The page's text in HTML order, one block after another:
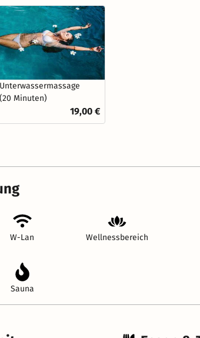
Unterwassermassage
(20 Minuten)
19,00 €
W-Lan Wellnessbereich
Sauna